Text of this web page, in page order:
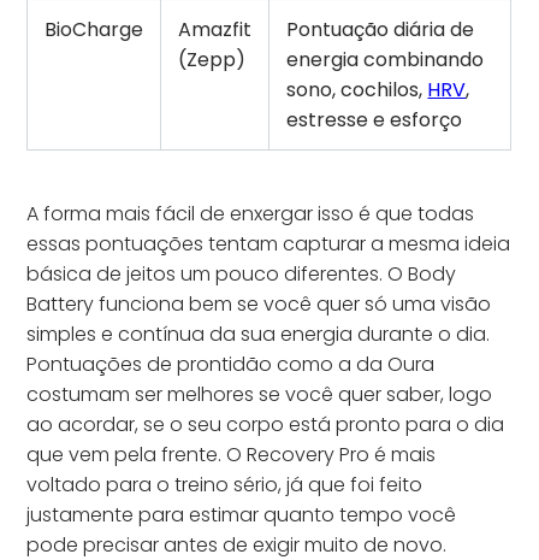
BioCharge
Amazfit
(Zepp)
Pontuação diária de
energia combinando
sono, cochilos, HRV,
estresse e esforço
A forma mais fácil de enxergar isso é que todas
essas pontuações tentam capturar a mesma ideia
básica de jeitos um pouco diferentes. O Body
Battery funciona bem se você quer só uma visão
simples e contínua da sua energia durante o dia.
Pontuações de prontidão como a da Oura
costumam ser melhores se você quer saber, logo
ao acordar, se o seu corpo está pronto para o dia
que vem pela frente. O Recovery Pro é mais
voltado para o treino sério, já que foi feito
justamente para estimar quanto tempo você
pode precisar antes de exigir muito de novo.